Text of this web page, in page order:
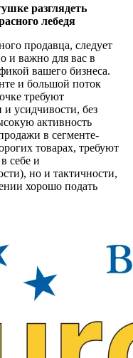
разглядеть
лебедя
продавца, следует
и важно для вас в
вашего бизнеса.
и большой поток
требуют
и усидчивости, без
активность
в сегменте-
товарах, требуют
себе и
но и тактичности,
хорошо подать